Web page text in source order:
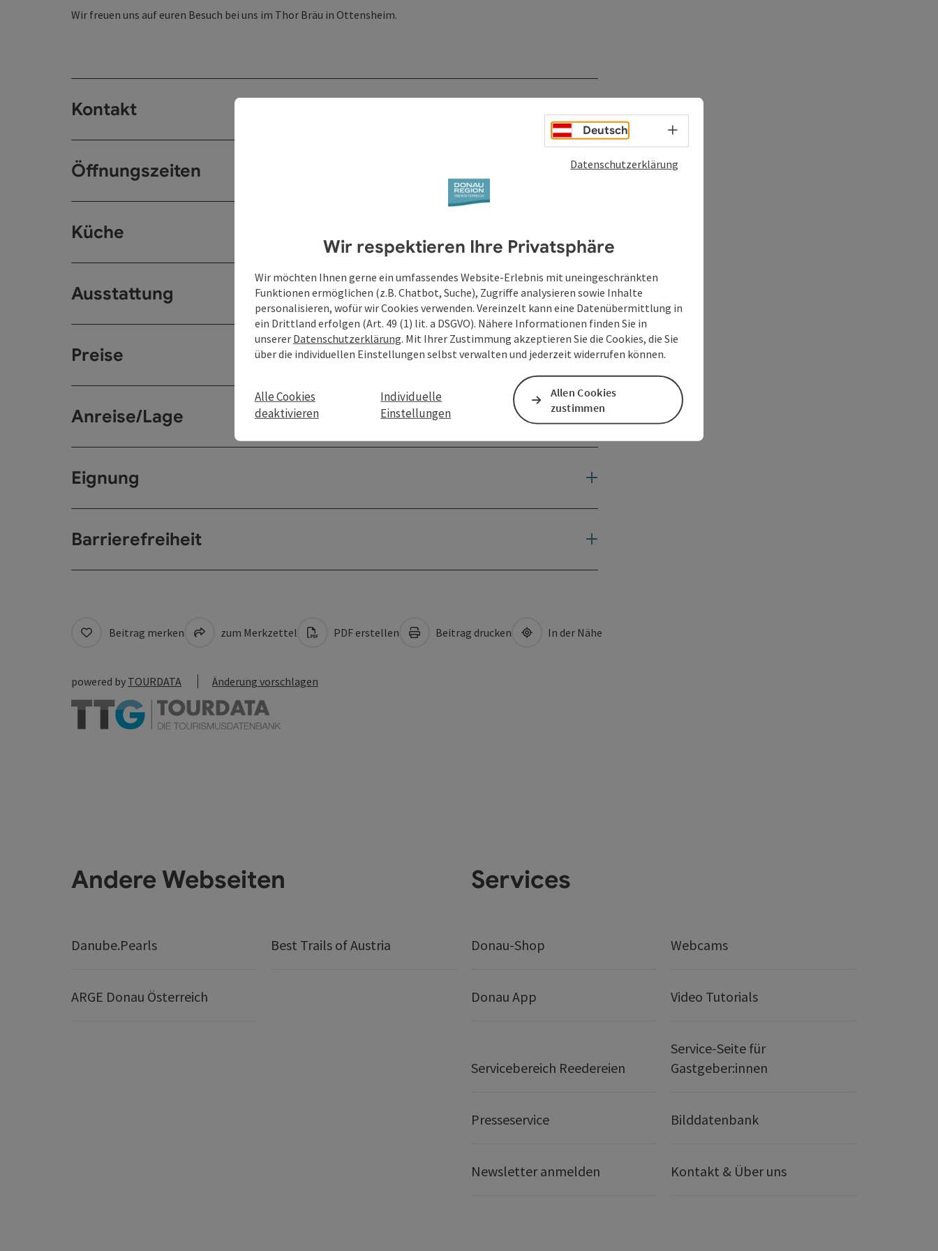
Wir freuen uns auf euren Besuch bei uns im Thor Bräu in Ottensheim.
Kontakt
Öffnungszeiten
Küche
Ausstattung
Preise
Anreise/Lage
Eignung
Barrierefreiheit
Beitrag merken zum Merkzettel PDF erstellen Beitrag drucken In der Nähe
powered by TOURDATA Änderung vorschlagen
Andere Webseiten
Danube.Pearls Best Trails of Austria
ARGE Donau Österreich
Services
Donau-Shop Webcams
Donau App Video Tutorials
Servicebereich Reedereien
Service-Seite für
Gastgeber:innen
Presseservice Bilddatenbank
Newsletter anmelden Kontakt & Über uns
Deutsch Sprachwahl - Menü öffnen
Datenschutzerklärung
Wir respektieren Ihre Privatsphäre
Wir möchten Ihnen gerne ein umfassendes Website-Erlebnis mit uneingeschränkten
Funktionen ermöglichen (z.B. Chatbot, Suche), Zugriffe analysieren sowie Inhalte
personalisieren, wofür wir Cookies verwenden. Vereinzelt kann eine Datenübermittlung in
ein Drittland erfolgen (Art. 49 (1) lit. a DSGVO). Nähere Informationen finden Sie in
unserer Datenschutzerklärung. Mit Ihrer Zustimmung akzeptieren Sie die Cookies, die Sie
über die individuellen Einstellungen selbst verwalten und jederzeit widerrufen können.
Alle Cookies
deaktivieren
Individuelle
Einstellungen
Allen Cookies
zustimmen